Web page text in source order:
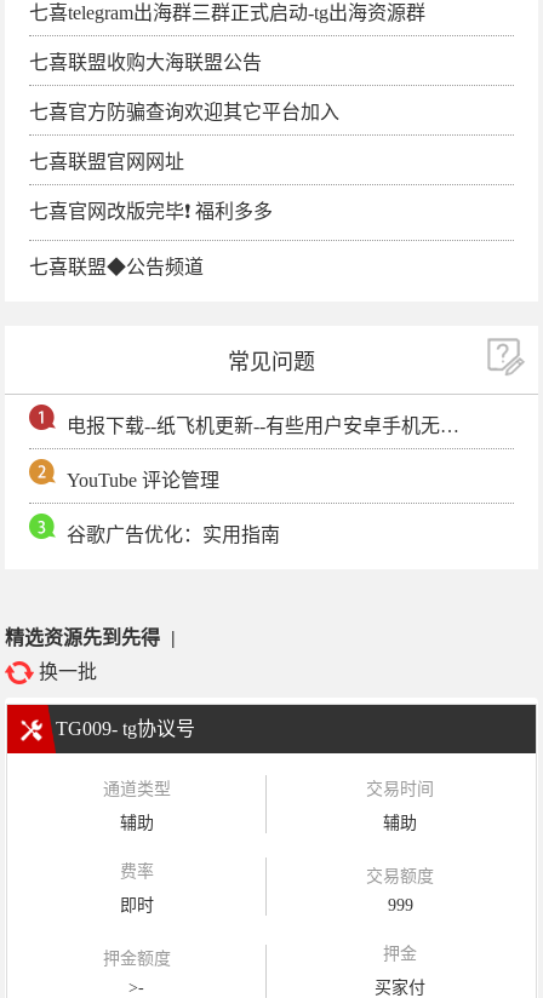
七喜telegram出海群三群正式启动-tg出海资源群
七喜联盟收购大海联盟公告
七喜官方防骗查询欢迎其它平台加入
七喜联盟官网网址
七喜官网改版完毕❗️ 福利多多
七喜联盟◆公告频道
常见问题
电报下载--纸飞机更新--有些用户安卓手机无法更新电报软件
YouTube 评论管理
谷歌广告优化：实用指南
精选资源先到先得 |
换一批
TG009- tg协议号
通道类型
辅助
交易时间
辅助
费率
即时
交易额度
999
押金额度
>-
押金
买家付